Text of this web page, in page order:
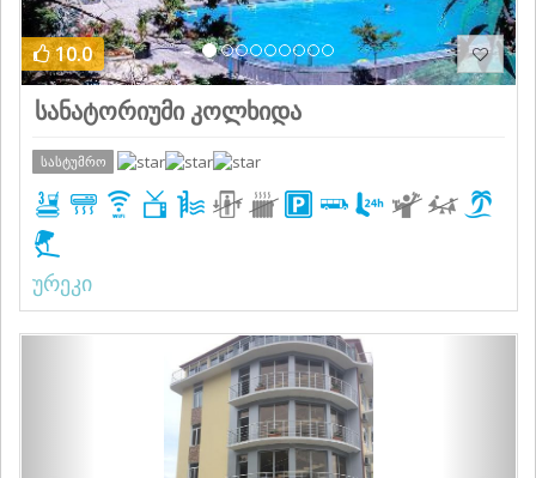
10.0
სანატორიუმი კოლხიდა
სასტუმრო
ურეკი